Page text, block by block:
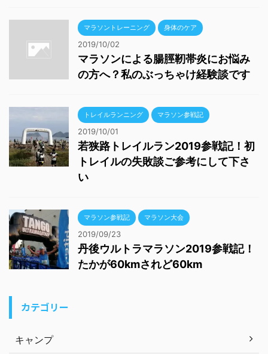
マラソントレーニング 身体のケア
2019/10/02
マラソンによる腸脛靭帯炎にお悩み
の方へ？私のぶっちゃけ経験談です
トレイルランニング マラソン参戦記
2019/10/01
若狭路トレイルラン2019参戦記！初
トレイルの失敗談ご参考にして下さ
い
マラソン参戦記 マラソン大会
2019/09/23
丹後ウルトラマラソン2019参戦記！
たかが60kmされど60km
カテゴリー
キャンプ